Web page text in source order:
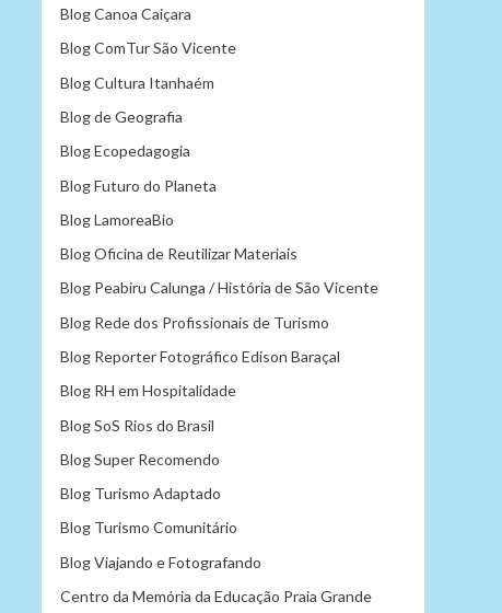
Blog Canoa Caiçara
Blog ComTur São Vicente
Blog Cultura Itanhaém
Blog de Geografia
Blog Ecopedagogia
Blog Futuro do Planeta
Blog LamoreaBio
Blog Oficina de Reutilizar Materiais
Blog Peabiru Calunga / História de São Vicente
Blog Rede dos Profissionais de Turismo
Blog Reporter Fotográfico Edison Baraçal
Blog RH em Hospitalidade
Blog SoS Rios do Brasil
Blog Super Recomendo
Blog Turismo Adaptado
Blog Turismo Comunitário
Blog Viajando e Fotografando
Centro da Memória da Educação Praia Grande